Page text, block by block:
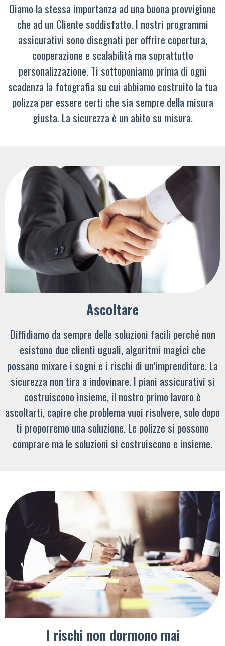
Diamo la stessa importanza ad una buona provvigione
che ad un Cliente soddisfatto. I nostri programmi
assicurativi sono disegnati per offrire copertura,
cooperazione e scalabilità ma soprattutto
personalizzazione. Ti sottoponiamo prima di ogni
scadenza la fotografia su cui abbiamo costruito la tua
polizza per essere certi che sia sempre della misura
giusta. La sicurezza è un abito su misura.
Ascoltare
Diffidiamo da sempre delle soluzioni facili perché non
esistono due clienti uguali, algoritmi magici che
possano mixare i sogni e i rischi di un’imprenditore. La
sicurezza non tira a indovinare. I piani assicurativi si
costruiscono insieme, il nostro primo lavoro è
ascoltarti, capire che problema vuoi risolvere, solo dopo
ti proporremo una soluzione. Le polizze si possono
comprare ma le soluzioni si costruiscono e insieme.
I rischi non dormono mai